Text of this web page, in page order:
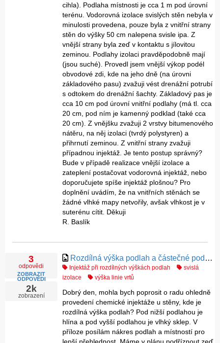
cihla). Podlaha místnosti je cca 1 m pod úrovní
terénu. Vodorovná izolace svislých stěn nebyla v
minulosti provedena, pouze byla z vnitřní strany
stěn do výšky 50 cm nalepena svisle ipa. Z
vnější strany byla zeď v kontaktu s jílovitou
zeminou. Podlahy izolaci pravděpodobně mají
(jsou suché). Provedl jsem vnější výkop podél
obvodové zdi, kde na jeho dně (na úrovni
základového pasu) zvažuji vést drenážní potrubí
s odtokem do drenážní šachty. Základový pas je
cca 10 cm pod úrovní vnitřní podlahy (má tl. cca
20 cm, pod ním je kamenný podklad (také cca
20 cm). Z vnějšku zvažuji 2 vrstvy bitumenového
nátěru, na něj izolaci (tvrdý polystyren) a
přihrnutí zeminou. Z vnitřní strany zvažuji
případnou injektáž. Je tento postup správný?
Bude v případě realizace vnější izolace a
zateplení postačovat vodorovná injektáž, nebo
doporučujete spíše injektáž plošnou? Pro
doplnění uvádím, že na vnitřních stěnách se
žádné vlhké mapy netvořily, avšak vlhkost je v
suterénu cítit. Děkuji
R. Baslík
3
odpovědi
ZOBRAZIT
ODPOVĚDI
2k
zobrazení
Rozdílná výška podlah a částečné podsklepení
Injektáž při rozdílných výškách podlah
svislá
izolace
výška linie vrtů
Dobrý den, mohla bych poprosit o radu ohledně
provedení chemické injektáže u stěny, kde je
rozdílná výška podlah? Pod nižší podlahou je
hlína a pod vyšší podlahou je vlhký sklep. V
příloze posílám nákres podlah a místností pro